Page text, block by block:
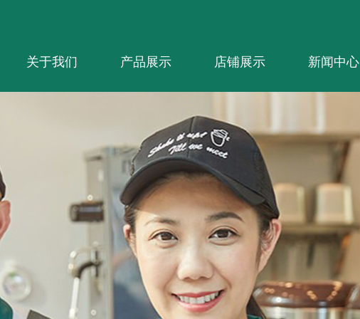
关于我们 产品展示 店铺展示 新闻中心